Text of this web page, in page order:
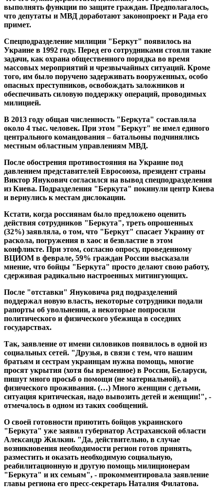
выполнять функции по защите граждан. Предполагалось,
что депутаты и МВД доработают законопроект и Рада его
примет.
Cпецподразделение милиции "Беркут" появилось на
Украине в 1992 году. Перед его сотрудниками стояли такие
задачи, как охрана общественного порядка во время
массовых мероприятий и чрезвычайных ситуаций. Кроме
того, им было поручено задерживать вооруженных, особо
опасных преступников, освобождать заложников и
обеспечивать силовую поддержку операций, проводимых
милицией.
В 2013 году общая численность "Беркута" составляла
около 4 тыс. человек. При этом "Беркут" не имел единого
центрального командования – батальоны подчинялись
местным областным управлениям МВД.
После обострения противостояния на Украине под
давлением представителей Евросоюза, президент страны
Виктор Янукович согласился на вывод спецподразделения
из Киева. Подразделения "Беркута" покинули центр Киева
и вернулись к местам дислокации.
Кстати, когда россиянам было предложено оценить
действия сотрудников "Беркута", треть опрошенных
(32%) заявляла, о том, что "Беркут" спасает Украину от
раскола, погружения в хаос и безвластие в этом
конфликте. При этом, согласно опросу, проведенному
ВЦИОМ в феврале, 59% граждан России высказали
мнение, что бойцы "Беркута" просто делают свою работу,
сдерживая радикально настроенных митингующих.
После "отставки" Януковича ряд подразделений
поддержал новую власть, некоторые сотрудники подали
рапорты об увольнении, а некоторые попросили
политического и физического убежища в соседних
государствах.
Так, заявление от имени силовиков появилось в одной из
социальных сетей. "Друзья, в связи с тем, что нашим
братьям и сестрам украинцам нужна помощь, многие
просят укрытия (хотя бы временное) в России, Беларуси,
пишут много просьб о помощи (не материальной), а
физического проживания. (…) Много женщин с детьми,
ситуация критическая, надо вывозить детей и женщин!", -
отмечалось в одном из таких сообщений.
О своей готовности приютить бойцов украинского
"Беркута" уже заявил губернатор Астраханской области
Александр Жилкин. "Да, действительно, в случае
возникновения необходимости регион готов принять,
разместить и оказать необходимую социальную,
реабилитационную и другую помощь милиционерам
"Беркута" и их семьям", - прокомментировала заявление
главы региона его пресс-секретарь Наталия Филатова.